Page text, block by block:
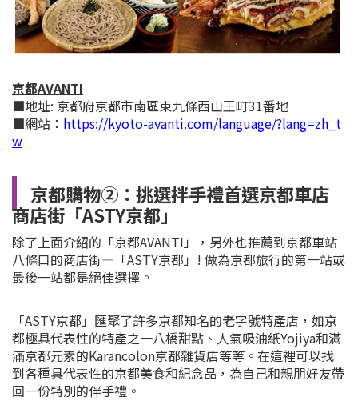
京都AVANTI
■地址: 京都府京都市南區東九條西山王町31番地
■網站： https://kyoto-avanti.com/language/?lang=zh_t
w
京都購物②： 挑選拌手禮首選京都車店
商店街「ASTY京都」
除了上面介紹的「京都AVANTI」，另外也推薦到京都車站
八條口的商店街―「ASTY京都」! 做為京都旅行的第一站或
最後一站都是絕佳選擇。
「ASTY京都」匯聚了許多京都知名的老字號特產店，如京
都極具代表性的特產之一八橋甜點、人氣吸油紙Yojiya和滿
滿京都元素的Karancolon京都雜貨店等等。在這裡可以找
到各種具代表性的京都美食和紀念品，為自己和親朋好友帶
回一份特別的伴手禮。